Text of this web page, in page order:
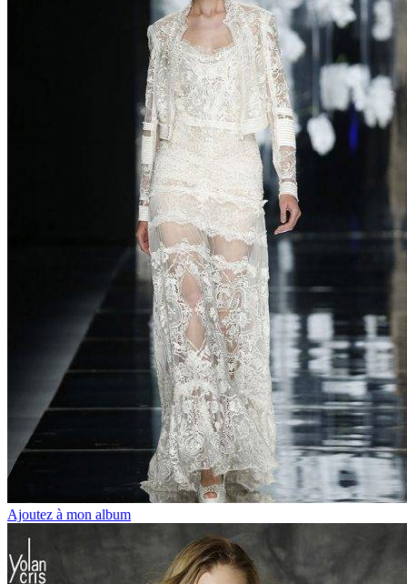
Ajoutez à mon album